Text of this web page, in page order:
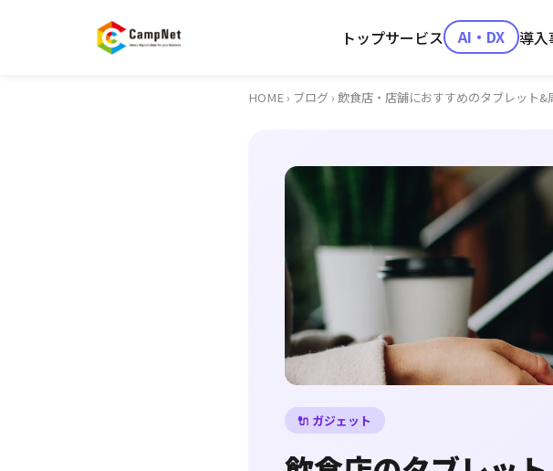
トップサービス AI・DX 導入
HOME› ブログ› 飲食店・店舗におすすめのタブレット&
🔌 ガジェット